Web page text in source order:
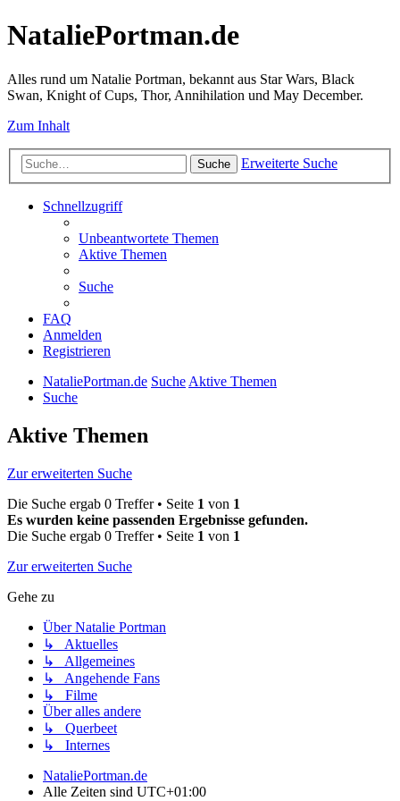
NataliePortman.de
Alles rund um Natalie Portman, bekannt aus Star Wars, Black
Swan, Knight of Cups, Thor, Annihilation und May December.
Zum Inhalt
Suche Erweiterte Suche
Schnellzugriff
Unbeantwortete Themen
Aktive Themen
Suche
FAQ
Anmelden
Registrieren
NataliePortman.de SucheAktive Themen
Suche
Aktive Themen
Zur erweiterten Suche
Die Suche ergab 0 Treffer • Seite 1 von 1
Es wurden keine passenden Ergebnisse gefunden.
Die Suche ergab 0 Treffer • Seite 1 von 1
Zur erweiterten Suche
Gehe zu
Über Natalie Portman
↳ Aktuelles
↳ Allgemeines
↳ Angehende Fans
↳ Filme
Über alles andere
↳ Querbeet
↳ Internes
NataliePortman.de
Alle Zeiten sind UTC+01:00